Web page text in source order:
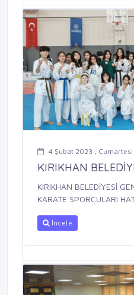
4 Şubat 2023 ,
KIRIKHAN
KIRIKHAN BELEDİYESİ
KARATE SPORCULARI
İncele